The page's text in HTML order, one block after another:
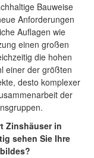
Bauweise
Anforderungen
Auflagen wie
einen großen
die hohen
einer der größten
desto komplexer
der
Zinshäuser in
sehen Sie Ihre